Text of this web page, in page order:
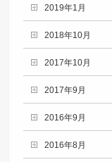
2019年1月
2018年10月
2017年10月
2017年9月
2016年9月
2016年8月